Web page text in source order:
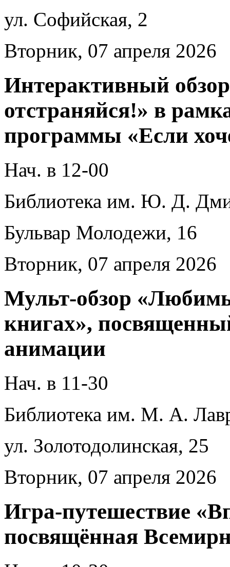
ул. Софийская, 2
Вторник, 07 апреля 2026
Интерактивный
отстраняйся!» в
программы «Если
Нач. в 12-00
Библиотека им. Ю. Д.
Бульвар Молодежи, 16
Вторник, 07 апреля 2026
Мульт-обзор
книгах»,
анимации
Нач. в 11-30
Библиотека им. М. А.
ул. Золотодолинская, 25
Вторник, 07 апреля 2026
Игра-путешествие
посвящённая